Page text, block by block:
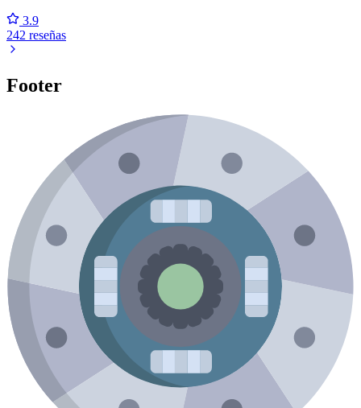
3.9
242 reseñas
Footer